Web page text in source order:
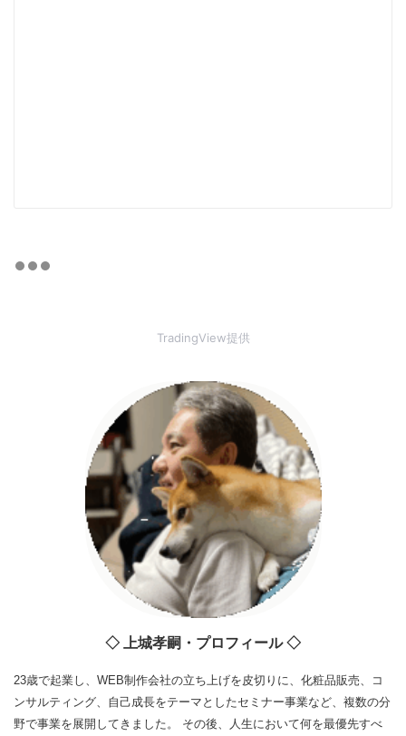
TradingView提供
◇ 上城孝嗣・プロフィール ◇
23歳で起業し、WEB制作会社の立ち上げを皮切りに、化粧品販売、コ
ンサルティング、自己成長をテーマとしたセミナー事業など、複数の分
野で事業を展開してきました。 その後、人生において何を最優先すべ